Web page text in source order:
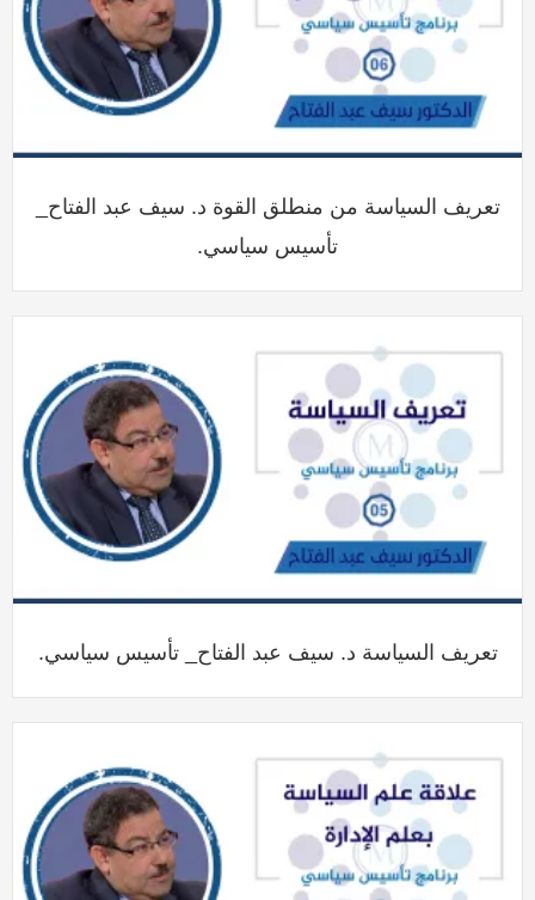
تعريف السياسة من منطلق القوة د. سيف عبد الفتاح_
تأسيس سياسي.
تعريف السياسة د. سيف عبد الفتاح_ تأسيس سياسي.